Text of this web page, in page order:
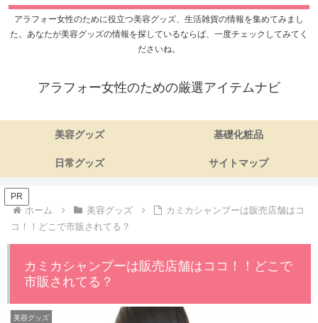
アラフォー女性のために役立つ美容グッズ、生活雑貨の情報を集めてみまし
た。あなたが美容グッズの情報を探しているならば、一度チェックしてみてく
ださいね。
アラフォー女性のための厳選アイテムナビ
美容グッズ 基礎化粧品
日常グッズ サイトマップ
ホーム 美容グッズ
カミカシャンプーは販売店舗はコ
コ！！どこで市販されてる？
PR
カミカシャンプーは販売店舗はココ！！どこで
市販されてる？
美容グッズ